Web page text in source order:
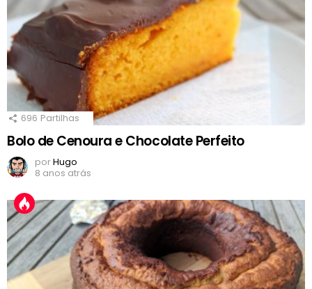
696 Partilhas
Bolo de Cenoura e Chocolate Perfeito
porHugo
8 anos atrás